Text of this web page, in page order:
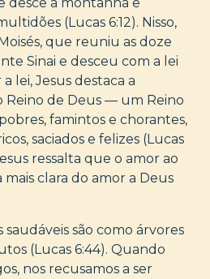
(Lucas 6:12). Nisso,
que reuniu as doze
Sinai e desceu com a lei
lei, Jesus destaca a
Reino de Deus — um Reino
famintos e chorantes,
saciados e felizes (Lucas
ressalta que o amor ao
clara do amor a Deus
saudáveis são como árvores
(Lucas 6:44). Quando
nos recusamos a ser